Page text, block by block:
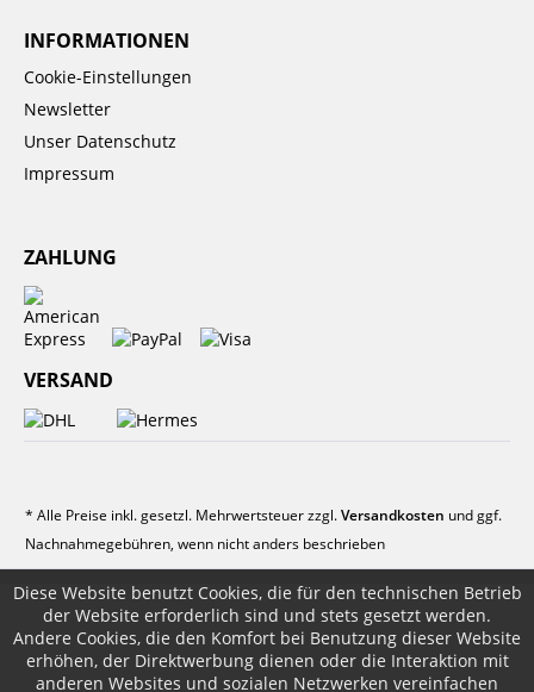
INFORMATIONEN
Cookie-Einstellungen
Newsletter
Unser Datenschutz
Impressum
ZAHLUNG
VERSAND
* Alle Preise inkl. gesetzl. Mehrwertsteuer zzgl.Versandkosten und ggf.
Nachnahmegebühren, wenn nicht anders beschrieben
Diese Website benutzt Cookies, die für den technischen Betrieb
der Website erforderlich sind und stets gesetzt werden.
Andere Cookies, die den Komfort bei Benutzung dieser Website
erhöhen, der Direktwerbung dienen oder die Interaktion mit
anderen Websites und sozialen Netzwerken vereinfachen